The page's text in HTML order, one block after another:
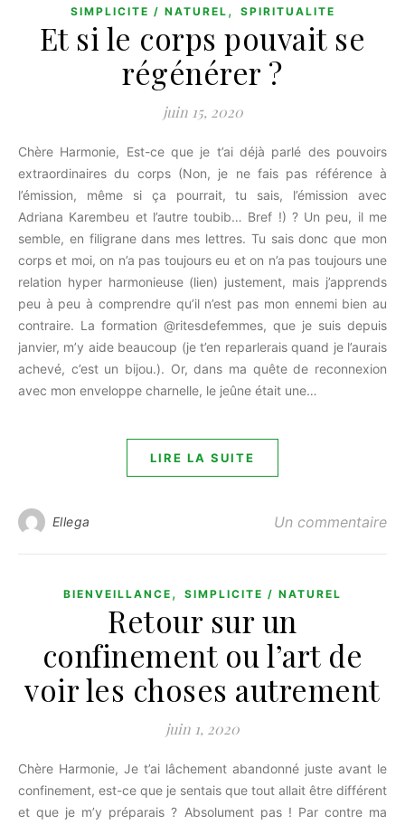
SIMPLICITE / NATUREL , SPIRITUALITE
Et si le corps pouvait se
régénérer ?
juin 15, 2020
Chère Harmonie, Est-ce que je t’ai déjà parlé des pouvoirs
extraordinaires du corps (Non, je ne fais pas référence à
l’émission, même si ça pourrait, tu sais, l’émission avec
Adriana Karembeu et l’autre toubib… Bref !) ? Un peu, il me
semble, en filigrane dans mes lettres. Tu sais donc que mon
corps et moi, on n’a pas toujours eu et on n’a pas toujours une
relation hyper harmonieuse (lien) justement, mais j’apprends
peu à peu à comprendre qu’il n’est pas mon ennemi bien au
contraire. La formation @ritesdefemmes, que je suis depuis
janvier, m’y aide beaucoup (je t’en reparlerais quand je l’aurais
achevé, c’est un bijou.). Or, dans ma quête de reconnexion
avec mon enveloppe charnelle, le jeûne était une…
LIRE LA SUITE
Ellega Un commentaire
BIENVEILLANCE , SIMPLICITE / NATUREL
Retour sur un
confinement ou l’art de
voir les choses autrement
juin 1, 2020
Chère Harmonie, Je t’ai lâchement abandonné juste avant le
confinement, est-ce que je sentais que tout allait être différent
et que je m’y préparais ? Absolument pas ! Par contre ma